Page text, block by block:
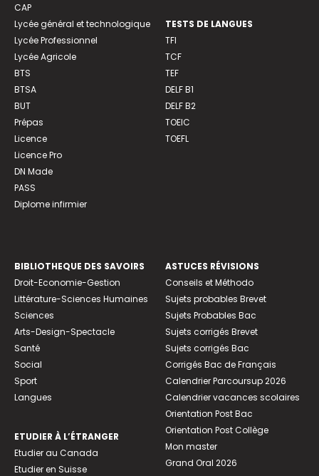
CAP
Lycée général et technologique
Lycée Professionnel
Lycée Agricole
BTS
BTSA
BUT
Prépas
Licence
Licence Pro
DN Made
PASS
Diplome infirmier
TESTS DE LANGUES
TFI
TCF
TEF
DELF B1
DELF B2
TOEIC
TOEFL
BIBLIOTHEQUE DES SAVOIRS
Droit-Economie-Gestion
Littérature-Sciences Humaines
Sciences
Arts-Design-Spectacle
Santé
Social
Sport
Langues
ETUDIER À L’ÉTRANGER
Etudier au Canada
Etudier en Suisse
ASTUCES RÉVISIONS
Conseils et Méthodo
Sujets probables Brevet
Sujets Probables Bac
Sujets corrigés Brevet
Sujets corrigés Bac
Corrigés Bac de Français
Calendrier Parcoursup 2026
Calendrier vacances scolaires
Orientation Post Bac
Orientation Post Collège
Mon master
Grand Oral 2026